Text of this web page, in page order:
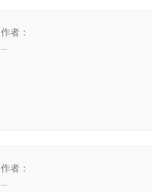
作者：
作者：